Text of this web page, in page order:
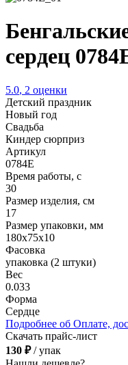
сердец
5.0, 2 оценки
Детский праздник
Новый год
Свадьба
Киндер сюрприз
Артикул
0784E
Время работы, с
30
Размер изделия, см
17
Размер упаковки, мм
180х75х10
Фасовка
упаковка (2 штуки)
Вес
0.033
Форма
Сердце
Подробнее об Оплате,
Скачать прайс-лист
130 ₽ / упак